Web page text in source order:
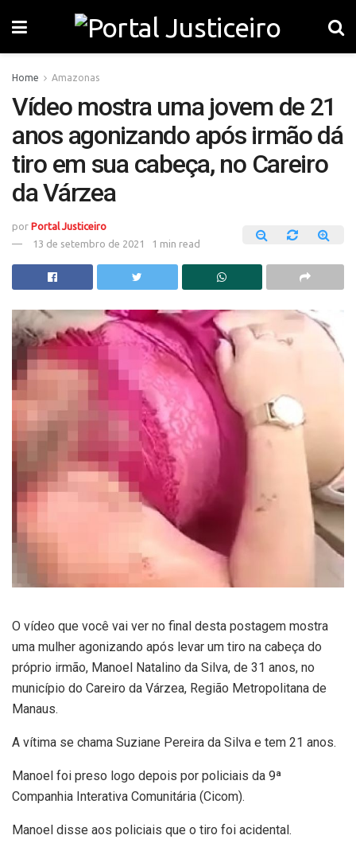
Home Amazonas
Vídeo mostra uma jovem de 21
anos agonizando após irmão dá
tiro em sua cabeça, no Careiro
da Várzea
por Portal Justiceiro
13 de setembro de 2021
1 min read
O vídeo que você vai ver no final desta postagem mostra
uma mulher agonizando após levar um tiro na cabeça do
próprio irmão, Manoel Natalino da Silva, de 31 anos, no
município do Careiro da Várzea, Região Metropolitana de
Manaus.
A vítima se chama Suziane Pereira da Silva e tem 21 anos.
Manoel foi preso logo depois por policiais da 9ª
Companhia Interativa Comunitária (Cicom).
Manoel disse aos policiais que o tiro foi acidental.